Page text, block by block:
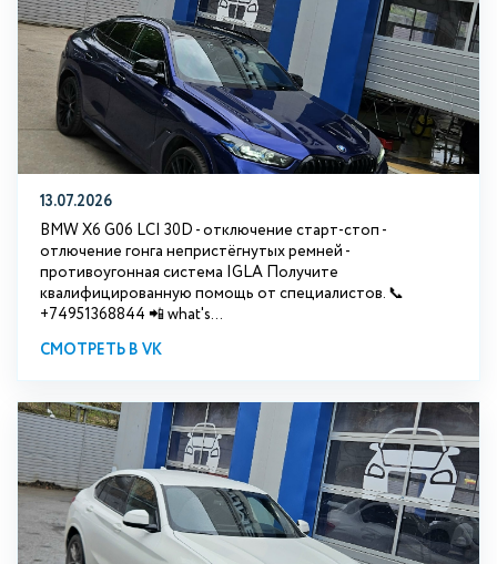
13.07.2026
BMW X6 G06 LCI 30D - отключение старт-стоп -
отлючение гонга непристёгнутых ремней -
противоугонная система IGLA Получите
квалифицированную помощь от специалистов. 📞
+74951368844 📲 what's...
СМОТРЕТЬ В VK